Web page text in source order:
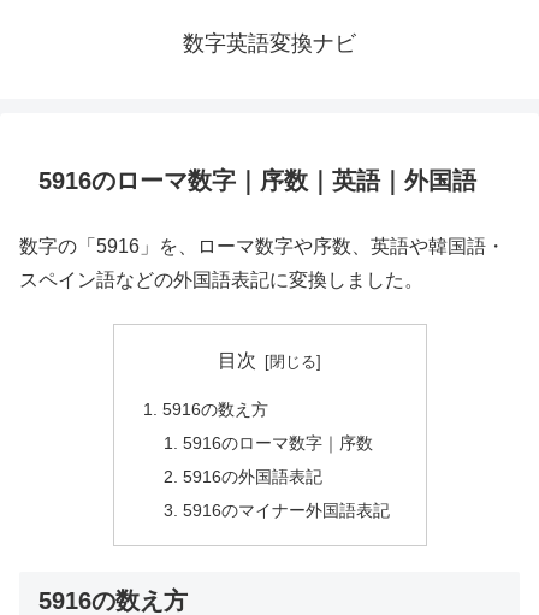
数字英語変換ナビ
5916のローマ数字｜序数｜英語｜外国語
数字の「5916」を、ローマ数字や序数、英語や韓国語・
スペイン語などの外国語表記に変換しました。
目次
5916の数え方
5916のローマ数字｜序数
5916の外国語表記
5916のマイナー外国語表記
5916の数え方